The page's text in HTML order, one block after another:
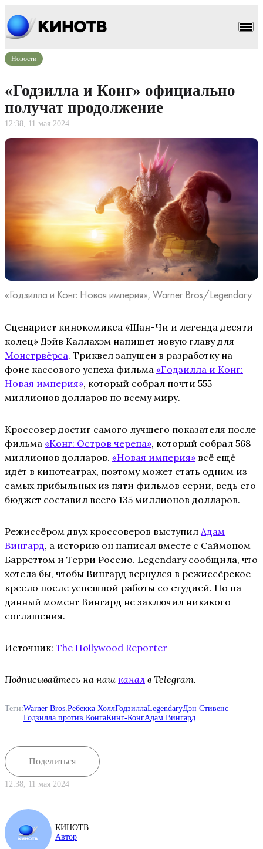
Новости
«Годзилла и Конг» официально
получат продолжение
12:38, 11 мая 2024
«Годзилла и Конг: Новая империя», Warner Bros/Legendary
Сценарист кинокомикса «Шан-Чи и легенда десяти
колец» Дэйв Каллахэм напишет новую главу для
Монстрвёрса. Триквел запущен в разработку на
фоне кассового успеха фильма «Годзилла и Конг:
Новая империя», который собрал почти 555
миллионов долларов по всему миру.
Кроссовер достиг самого лучшего показателя после
фильма «Конг: Остров черепа», который собрал 568
миллионов долларов. «Новая империя» всё ещё
идёт в кинотеатрах, поэтому может стать одним из
самых прибыльных из пяти фильмов серии, ведь его
бюджет составил всего 135 миллионов долларов.
Режиссёром двух кроссоверов выступил Адам
Вингард, а историю он написал вместе с Саймоном
Барреттом и Терри Россио. Legendary сообщила, что
хотела бы, чтобы Вингард вернулся в режиссёрское
кресло после успешной работы со студией. Но на
данный момент Вингард не заключил никакого
соглашения.
Источник: The Hollywood Reporter
Подписывайтесь на наш канал в Telegram.
Теги:Warner Bros.Ребекка ХоллГодзиллаLegendaryДэн Стивенс
Годзилла против КонгаКинг-КонгАдам Вингард
Поделиться
12:38, 11 мая 2024
КИНОТВ
Автор